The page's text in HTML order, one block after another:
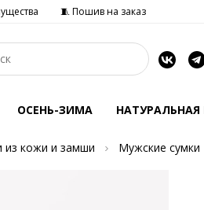
🧵 Пошив на заказ
ОСЕНЬ-ЗИМА
из кожи и замши Мужские сумки